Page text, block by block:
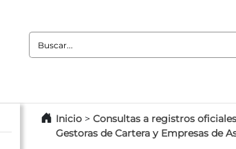
Buscar:
Inicio > Consultas a registros oficiales
Gestoras de Cartera y Empresas de